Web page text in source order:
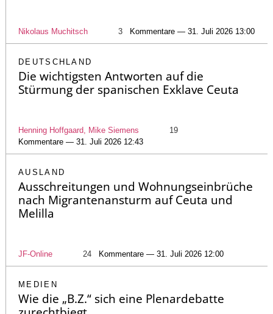
Nikolaus Muchitsch 3 Kommentare — 31. Juli 2026 13:00
DEUTSCHLAND
Die wichtigsten Antworten auf die
Stürmung der spanischen Exklave Ceuta
Henning Hoffgaard, Mike Siemens
19
Kommentare — 31. Juli 2026 12:43
AUSLAND
Ausschreitungen und Wohnungseinbrüche
nach Migrantenansturm auf Ceuta und
Melilla
JF-Online 24 Kommentare — 31. Juli 2026 12:00
MEDIEN
Wie die „B.Z.“ sich eine Plenardebatte